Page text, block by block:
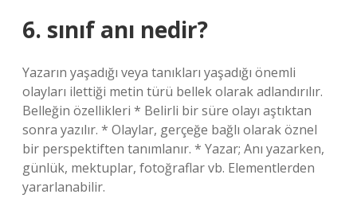
6. sınıf anı nedir?
Yazarın yaşadığı veya tanıkları yaşadığı önemli
olayları ilettiği metin türü bellek olarak adlandırılır.
Belleğin özellikleri * Belirli bir süre olayı aştıktan
sonra yazılır. * Olaylar, gerçeğe bağlı olarak öznel
bir perspektiften tanımlanır. * Yazar; Anı yazarken,
günlük, mektuplar, fotoğraflar vb. Elementlerden
yararlanabilir.